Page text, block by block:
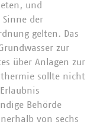
und
Sinne der
gelten. Das
zur
über Anlagen zur
sollte nicht
Behörde
von sechs